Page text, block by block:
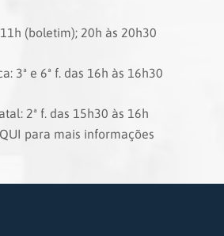
(boletim); 20h às 20h30
3ª e 6ª f. das 16h às 16h30
2ª f. das 15h30 às 16h
para mais informações